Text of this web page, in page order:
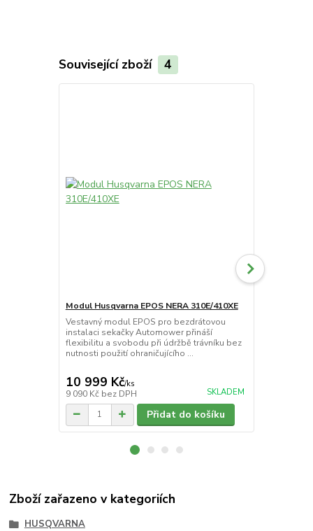
Související zboží 4
Modul Husqvarna EPOS NERA 310E/410XE
Vestavný modul EPOS pro bezdrátovou
instalaci sekačky Automower přináší
flexibilitu a svobodu při údržbě trávníku bez
nutnosti použití ohraničujícího ...
10 999 Kč/ks
9 090 Kč bez DPH SKLADEM
Přidat do košíku
Zboží zařazeno v kategoriích
HUSQVARNA